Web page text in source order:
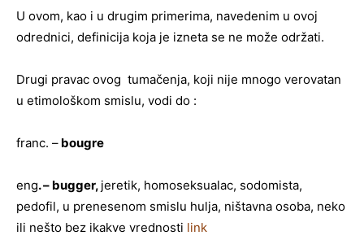
U ovom, kao i u drugim primerima, navedenim u ovoj
odrednici, definicija koja je izneta se ne može održati.
Drugi pravac ovog tumačenja, koji nije mnogo verovatan
u etimološkom smislu, vodi do :
franc. – bougre
eng. – bugger, jeretik, homoseksualac, sodomista,
pedofil, u prenesenom smislu hulja, ništavna osoba, neko
ili nešto bez ikakve vrednosti link